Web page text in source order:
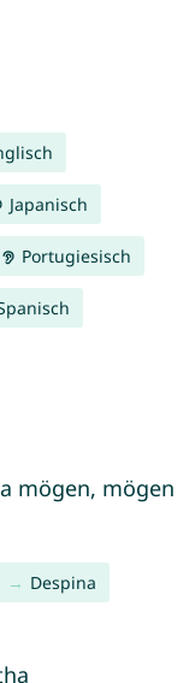
Japanisch
Portugiesisch
mögen, mögen
Despina